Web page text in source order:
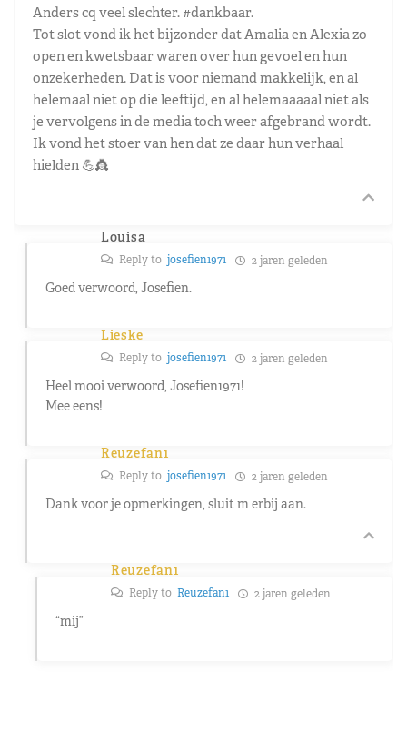
Anders cq veel slechter. #dankbaar.
Tot slot vond ik het bijzonder dat Amalia en Alexia zo
open en kwetsbaar waren over hun gevoel en hun
onzekerheden. Dat is voor niemand makkelijk, en al
helemaal niet op die leeftijd, en al helemaaaaal niet als
je vervolgens in de media toch weer afgebrand wordt.
Ik vond het stoer van hen dat ze daar hun verhaal
hielden 💪👸
Louisa
Reply to josefien1971 2 jaren geleden
Goed verwoord, Josefien.
Lieske
Reply to josefien1971 2 jaren geleden
Heel mooi verwoord, Josefien1971!
Mee eens!
Reuzefan1
Reply to josefien1971 2 jaren geleden
Dank voor je opmerkingen, sluit m erbij aan.
Reuzefan1
Reply to Reuzefan1 2 jaren geleden
“mij”